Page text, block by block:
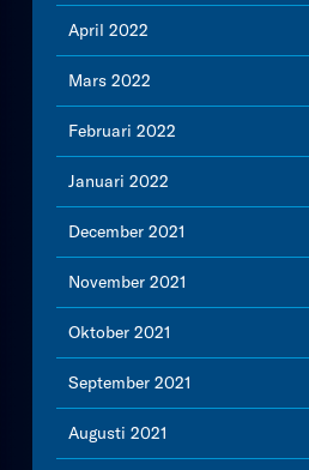
April 2022
Mars 2022
Februari 2022
Januari 2022
December 2021
November 2021
Oktober 2021
September 2021
Augusti 2021